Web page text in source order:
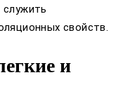
служить
свойств.
и